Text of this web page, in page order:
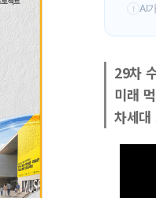
! AI
29차
미래
차세